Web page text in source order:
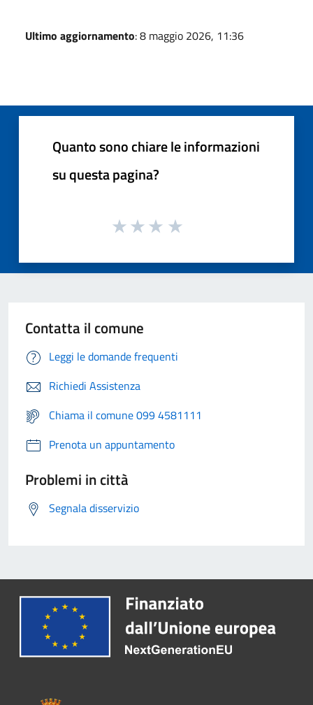
Ultimo aggiornamento: 8 maggio 2026, 11:36
Quanto sono chiare le informazioni
su questa pagina?
Contatta il comune
Leggi le domande frequenti
Richiedi Assistenza
Chiama il comune 099 4581111
Prenota un appuntamento
Problemi in città
Segnala disservizio